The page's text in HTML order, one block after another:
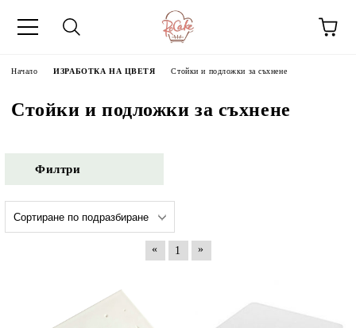
Начало ИЗРАБОТКА НА ЦВЕТЯ Стойки и подложки за съхнене
Стойки и подложки за съхнене
Филтри
« 1 »